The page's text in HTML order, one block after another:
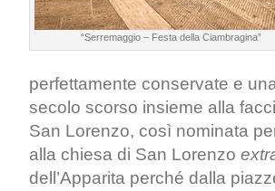
“Serremaggio – Festa della Ciambragina”
perfettamente conservate e
secolo scorso insieme alla
San Lorenzo, così nominata
alla chiesa di San Lorenzo
dell’Apparita perché dalla